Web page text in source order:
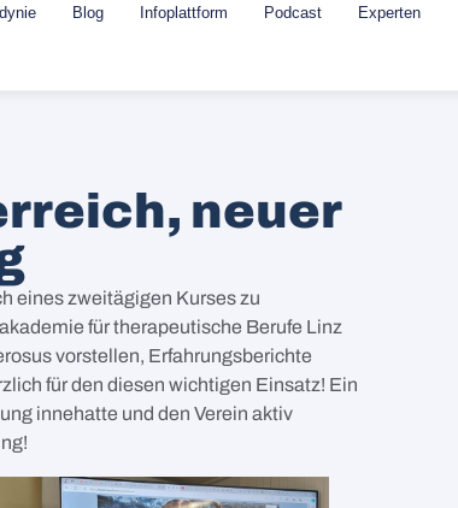
Blog Infoplattform Podcast Experten
neuer
eines zweitägigen Kurses zu
für therapeutische Berufe Linz
vorstellen, Erfahrungsberichte
für den diesen wichtigen Einsatz! Ein
innehatte und den Verein aktiv